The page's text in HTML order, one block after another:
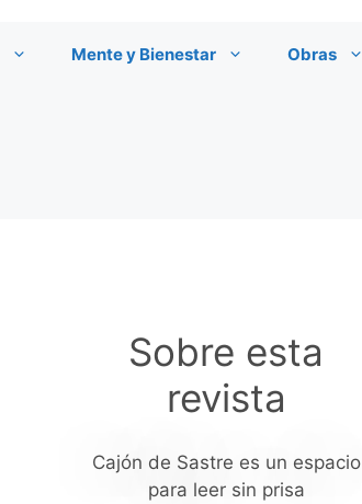
Mente y Bienestar Obras
Sobre esta
revista
Cajón de Sastre es un espacio
para leer sin prisa